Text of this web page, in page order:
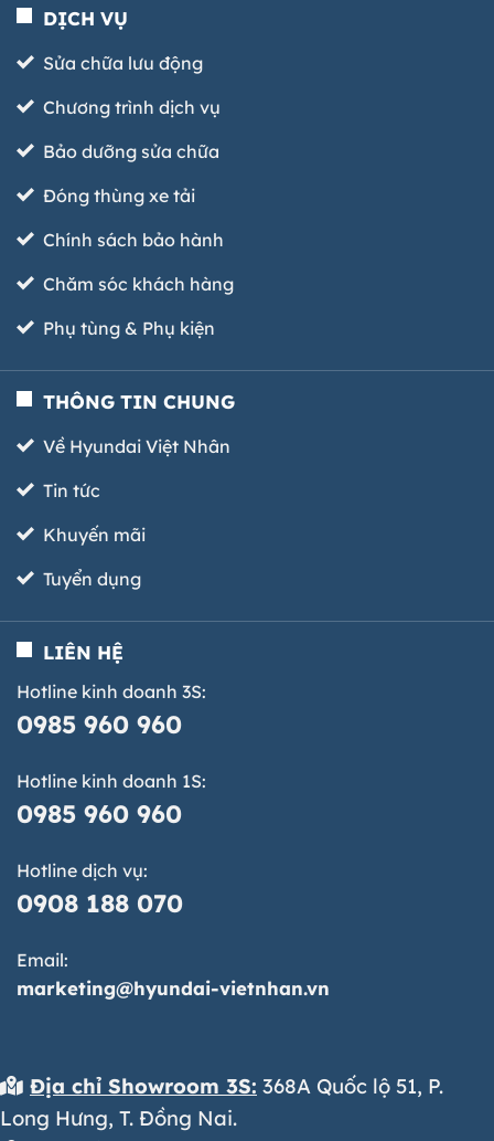
DỊCH VỤ
Sửa chữa lưu động
Chương trình dịch vụ
Bảo dưỡng sửa chữa
Đóng thùng xe tải
Chính sách bảo hành
Chăm sóc khách hàng
Phụ tùng & Phụ kiện
THÔNG TIN CHUNG
Về Hyundai Việt Nhân
Tin tức
Khuyến mãi
Tuyển dụng
LIÊN HỆ
Hotline kinh doanh 3S:
0985 960 960
Hotline kinh doanh 1S:
0985 960 960
Hotline dịch vụ:
0908 188 070
Email:
marketing@hyundai-vietnhan.vn
Địa chỉ Showroom 3S: 368A Quốc lộ 51, P.
Long Hưng, T. Đồng Nai.